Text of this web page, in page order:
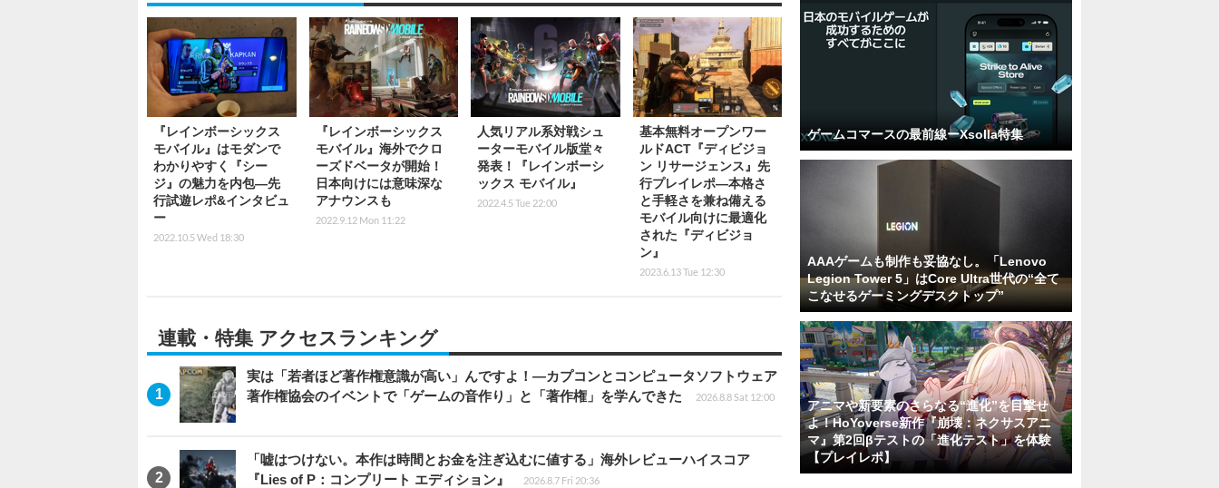
『レインボーシックス
モバイル』はモダンで
わかりやすく『シー
ジ』の魅力を内包―先
行試遊レポ&インタビュ
ー
2022.10.5 Wed 18:30
『レインボーシックス
モバイル』海外でクロ
ーズドベータが開始！
日本向けには意味深な
アナウンスも
2022.9.12 Mon 11:22
人気リアル系対戦シュ
ーターモバイル版堂々
発表！『レインボーシ
ックス モバイル』
2022.4.5 Tue 22:00
基本無料オープンワー
ルドACT『ディビジョ
ン リサージェンス』先
行プレイレポ―本格さ
と手軽さを兼ね備える
モバイル向けに最適化
された『ディビジョ
ン』
2023.6.13 Tue 12:30
連載・特集 アクセスランキング
実は「若者ほど著作権意識が高い」んですよ！―カプコンとコンピュータソフトウェア
著作権協会のイベントで「ゲームの音作り」と「著作権」を学んできた
2026.8.8 Sat 12:00
「嘘はつけない。本作は時間とお金を注ぎ込むに値する」海外レビューハイスコア
『Lies of P：コンプリート エディション』
2026.8.7 Fri 20:36
ゲームコマースの最前線ーXsolla特集
AAAゲームも制作も妥協なし。「Lenovo
Legion Tower 5」はCore Ultra世代の“全て
こなせるゲーミングデスクトップ”
アニマや新要素のさらなる“進化”を目撃せ
よ！HoYoverse新作『崩壊：ネクサスアニ
マ』第2回βテストの「進化テスト」を体験
【プレイレポ】